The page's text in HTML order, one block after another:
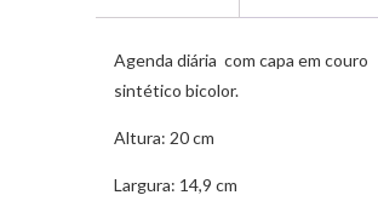
Agenda diária com capa em couro
sintético bicolor.
Altura: 20 cm
Largura: 14,9 cm